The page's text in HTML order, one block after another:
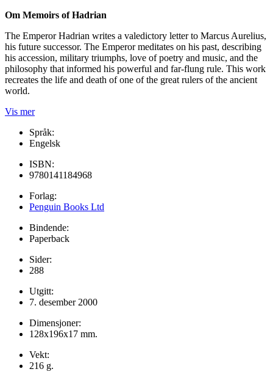
Om Memoirs of Hadrian
The Emperor Hadrian writes a valedictory letter to Marcus Aurelius,
his future successor. The Emperor meditates on his past, describing
his accession, military triumphs, love of poetry and music, and the
philosophy that informed his powerful and far-flung rule. This work
recreates the life and death of one of the great rulers of the ancient
world.
Vis mer
Språk:
Engelsk
ISBN:
9780141184968
Forlag:
Penguin Books Ltd
Bindende:
Paperback
Sider:
288
Utgitt:
7. desember 2000
Dimensjoner:
128x196x17 mm.
Vekt:
216 g.